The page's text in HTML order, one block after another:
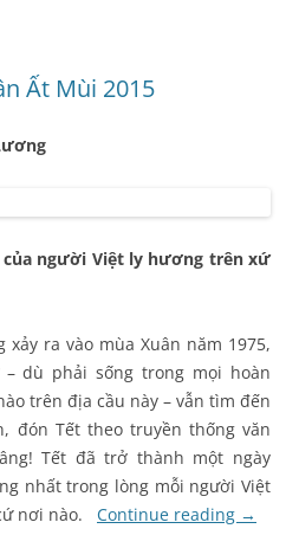
Ất Mùi 2015
của người Việt ly hương trên xứ
ra vào mùa Xuân năm 1975,
dù phải sống trong mọi hoàn
trên địa cầu này – vẫn tìm đến
đón Tết theo truyền thống văn
Tết đã trở thành một ngày
nhất trong lòng mỗi người Việt
nơi nào. Continue reading →